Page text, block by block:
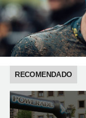
RECOMENDADO